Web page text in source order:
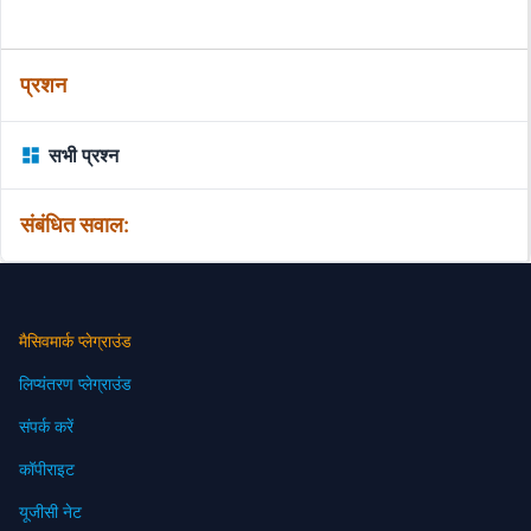
प्रशन
सभी प्रश्न
संबंधित सवाल:
मैसिवमार्क प्लेग्राउंड
लिप्यंतरण प्लेग्राउंड
संपर्क करें
कॉपीराइट
यूजीसी नेट